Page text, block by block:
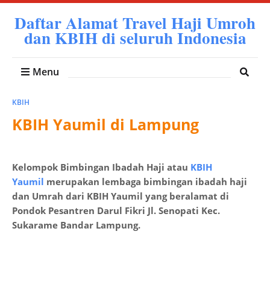
Daftar Alamat Travel Haji Umroh
dan KBIH di seluruh Indonesia
Menu
KBIH
KBIH Yaumil di Lampung
Kelompok Bimbingan Ibadah Haji atau KBIH
Yaumil merupakan lembaga bimbingan ibadah haji
dan Umrah dari KBIH Yaumil yang beralamat di
Pondok Pesantren Darul Fikri Jl. Senopati Kec.
Sukarame Bandar Lampung.